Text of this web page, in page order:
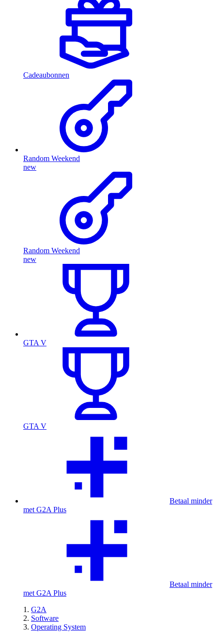
Cadeaubonnen
Random Weekend
new
Random Weekend
new
GTA V
GTA V
Betaal minder
met G2A Plus
Betaal minder
met G2A Plus
G2A
Software
Operating System